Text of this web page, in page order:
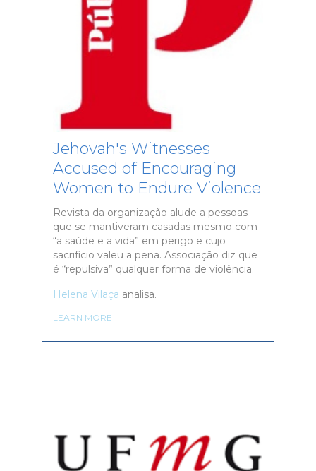
Jehovah's Witnesses
Accused of Encouraging
Women to Endure Violence
Revista da organização alude a pessoas
que se mantiveram casadas mesmo com
“a saúde e a vida” em perigo e cujo
sacrifício valeu a pena. Associação diz que
é “repulsiva” qualquer forma de violência.
Helena Vilaça analisa.
LEARN MORE